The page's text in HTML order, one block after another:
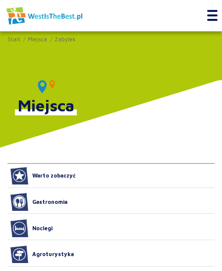
Start Miejsca Zabytek
Miejsca
Warto zobaczyć
Gastronomia
Noclegi
Agroturystyka